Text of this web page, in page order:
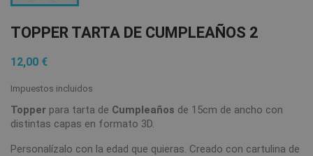
TOPPER TARTA DE CUMPLEAÑOS 2
12,00 €
Impuestos incluidos
Topper para tarta de Cumpleaños de 15cm de ancho con
distintas capas en formato 3D.
Personalízalo con la edad que quieras. Creado con cartulina de